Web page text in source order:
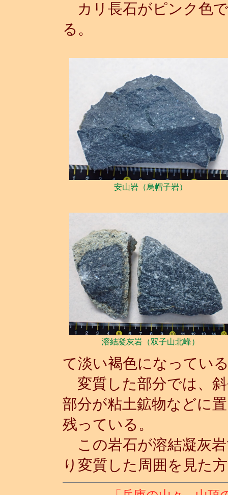
カリ長石がピンク色
る。
安山岩（烏帽子岩）
溶結凝灰岩（双子山北峰）
て淡い褐色になってい
変質した部分では、
部分が粘土鉱物などに
残っている。
この岩石が溶結凝灰
り変質した周囲を見た